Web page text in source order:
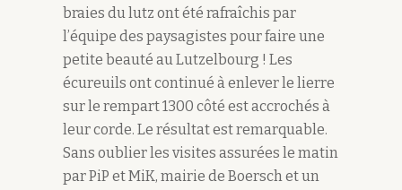
braies du lutz ont été rafraîchis par
l’équipe des paysagistes pour faire une
petite beauté au Lutzelbourg ! Les
écureuils ont continué à enlever le lierre
sur le rempart 1300 côté est accrochés à
leur corde. Le résultat est remarquable.
Sans oublier les visites assurées le matin
par PiP et MiK, mairie de Boersch et un